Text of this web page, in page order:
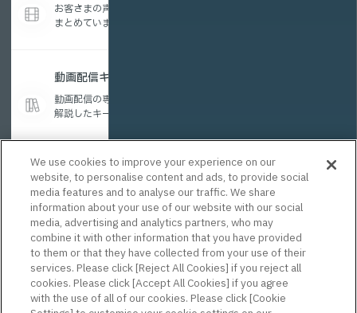
お客さまの声を参考に編集したお役立ちコンテンツを
まとめています。
動画配信キーワード集
動画配信の専門用語を、初めての方にもわかりやすく
解説したキーワード集です。
まずはお気軽に
ご相談ください。
専任担当者がサポートします。
【お電話でのお問合せ】
0120-28-8140
We use cookies to improve your experience on our
website, to personalise content and ads, to provide social
media features and to analyse our traffic. We share
information about your use of our website with our social
media, advertising and analytics partners, who may
combine it with other information that you have provided
to them or that they have collected from your use of their
services. Please click [Reject All Cookies] if you reject all
cookies. Please click [Accept All Cookies] if you agree
with the use of all of our cookies. Please click [Cookie